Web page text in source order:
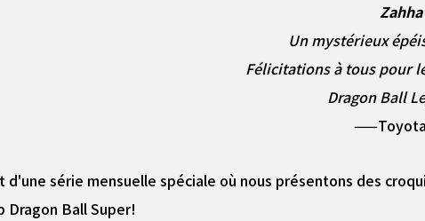
Zahha
Un mystérieux
Félicitations à tous pour
Dragon Ball
d'une série mensuelle spéciale où nous présentons des
Dragon Ball Super!